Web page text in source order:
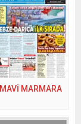
MAVİ MARMARA